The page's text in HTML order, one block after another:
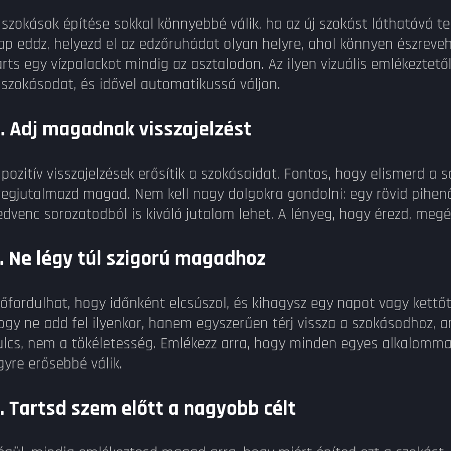
építése sokkal könnyebbé válik, ha az új szokást láthatóvá
eddz, helyezd el az edzőruhádat olyan helyre, ahol könnyen
egy vízpalackot mindig az asztalodon. Az ilyen vizuális
és idővel automatikussá váljon.
Adj magadnak visszajelzést
visszajelzések erősítik a szokásaidat. Fontos, hogy elismerd a
magad. Nem kell nagy dolgokra gondolni: egy rövid
sorozatodból is kiváló jutalom lehet. A lényeg, hogy érezd,
Ne légy túl szigorú magadhoz
hogy időnként elcsúszol, és kihagysz egy napot vagy
ne add fel ilyenkor, hanem egyszerűen térj vissza a szokásodhoz,
nem a tökéletesség. Emlékezz arra, hogy minden egyes
erősebbé válik.
Tartsd szem előtt a nagyobb célt